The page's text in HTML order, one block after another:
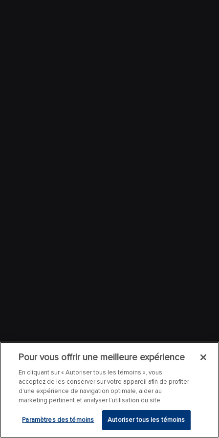
Pour vous offrir une meilleure expérience
En cliquant sur « Autoriser tous les témoins », vous
acceptez de les conserver sur votre appareil afin de profiter
d’une expérience de navigation optimale, aider au
marketing pertinent et analyser l’utilisation du site.
Paramètres des témoins Autoriser tous les témoins